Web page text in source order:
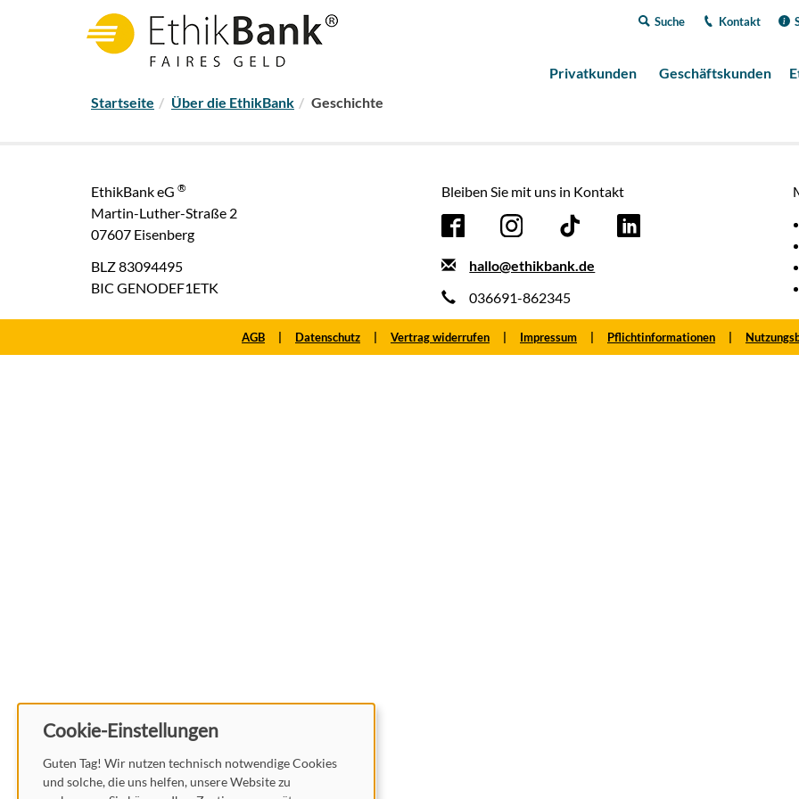
Suche Kontakt
Privatkunden Geschäftskunden
S
i
n
d
h
i
e
Startseite Über die EthikBank Geschichte
EthikBank eG ®
Martin-Luther-Straße 2
07607 Eisenberg
BLZ 83094495
BIC GENODEF1ETK
Bleiben Sie mit uns in Kontakt
hallo@ethikbank.de
036691-862345
AGB Datenschutz Vertrag widerrufen Impressum Pflichtinformationen
Cookie-Einstellungen
Guten Tag! Wir nutzen technisch notwendige Cookies
und solche, die uns helfen, unsere Website zu